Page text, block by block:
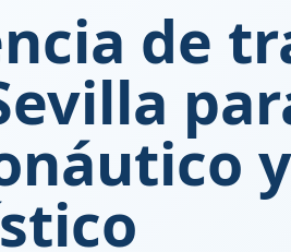
de
y